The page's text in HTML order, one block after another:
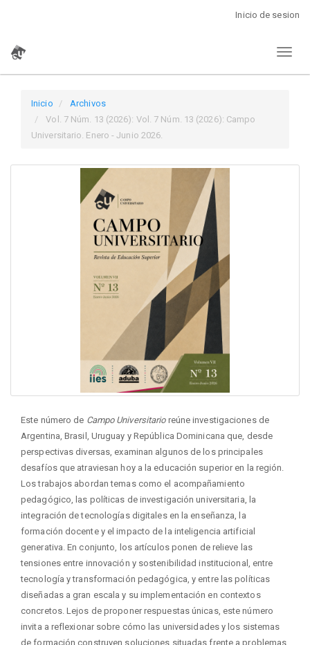
Inicio de sesion
Inicio
Archivos
Vol. 7 Núm. 13 (2026): Vol. 7 Núm. 13 (2026): Campo
Universitario. Enero - Junio 2026.
Este número de Campo Universitarioreúne investigaciones de
Argentina, Brasil, Uruguay y República Dominicana que, desde
perspectivas diversas, examinan algunos de los principales
desafíos que atraviesan hoy a la educación superior en la región.
Los trabajos abordan temas como el acompañamiento
pedagógico, las políticas de investigación universitaria, la
integración de tecnologías digitales en la enseñanza, la
formación docente y el impacto de la inteligencia artificial
generativa. En conjunto, los artículos ponen de relieve las
tensiones entre innovación y sostenibilidad institucional, entre
tecnología y transformación pedagógica, y entre las políticas
diseñadas a gran escala y su implementación en contextos
concretos. Lejos de proponer respuestas únicas, este número
invita a reflexionar sobre cómo las universidades y los sistemas
de formación construyen soluciones situadas frente a problemas